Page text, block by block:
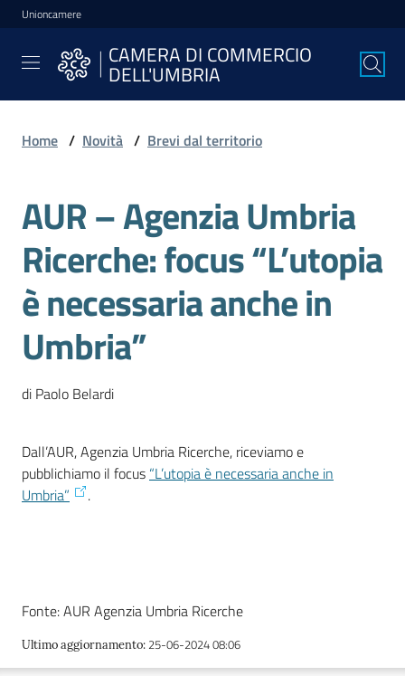
Vai al contenuto
Vai alla navigazione
Vai al footer
Unioncamere
CAMERA DI COMMERCIO
DELL'UMBRIA
CAMERA DI
COMMERCIO
DELL'UMBRIA
Camera
Avviare
l'Impresa
Gestire
l'Impresa
Promuovere
l'Impresa
e
Tutelare
l'Impresa
e
Home / Novità / Brevi dal territorio
AUR – Agenzia Umbria
Ricerche: focus “L’utopia
è necessaria anche in
Umbria”
di Paolo Belardi
Dall’AUR, Agenzia Umbria Ricerche, riceviamo e
pubblichiamo il focus “L’utopia è necessaria anche in
Umbria”
.
Fonte: AUR Agenzia Umbria Ricerche
Ultimo aggiornamento: 25-06-2024 08:06